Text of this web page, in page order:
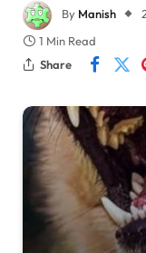
By Manish
1 Min Read
Share